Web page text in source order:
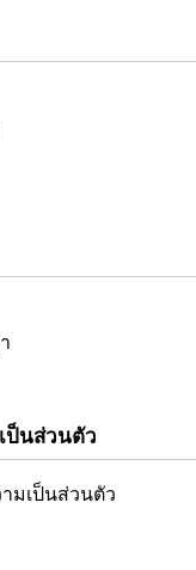
ป็นส่วนตัว
มเป็นส่วนตัว